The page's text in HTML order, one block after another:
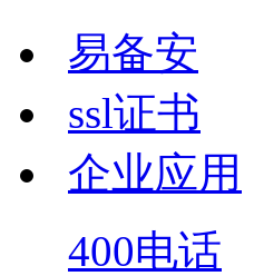
易备安
ssl证书
企业应用
400电话